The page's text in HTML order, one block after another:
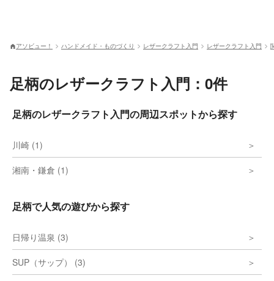
アソビュー！ ハンドメイド・ものづくり レザークラフト入門 レザークラフト入門
足柄のレザークラフト入門：0件
足柄のレザークラフト入門の周辺スポットから探す
川崎 (1)
湘南・鎌倉 (1)
足柄で人気の遊びから探す
日帰り温泉 (3)
SUP（サップ） (3)